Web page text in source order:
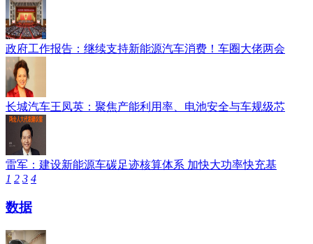
政府工作报告：继续支持新能源汽车消费！车圈大佬两会
长城汽车王凤英：聚焦产能利用率、电池安全与车规级芯
雷军：建设新能源车碳足迹核算体系 加快大功率快充基
1 2 3 4
数据